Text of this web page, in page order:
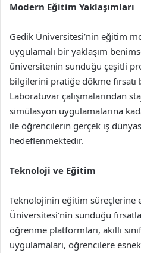
Modern Eğitim Yaklaşımları
Gedik Üniversitesi’nin eğitim
uygulamalı bir yaklaşım
üniversitenin sunduğu çeşitli
bilgilerini pratiğe dökme fırsatı
Laboratuvar çalışmalarından
simülasyon uygulamalarına
ile öğrencilerin gerçek iş
hedeflenmektedir.
Teknoloji ve Eğitim
Teknolojinin eğitim süreçlerine
Üniversitesi’nin sunduğu
öğrenme platformları, akıllı
uygulamaları, öğrencilere